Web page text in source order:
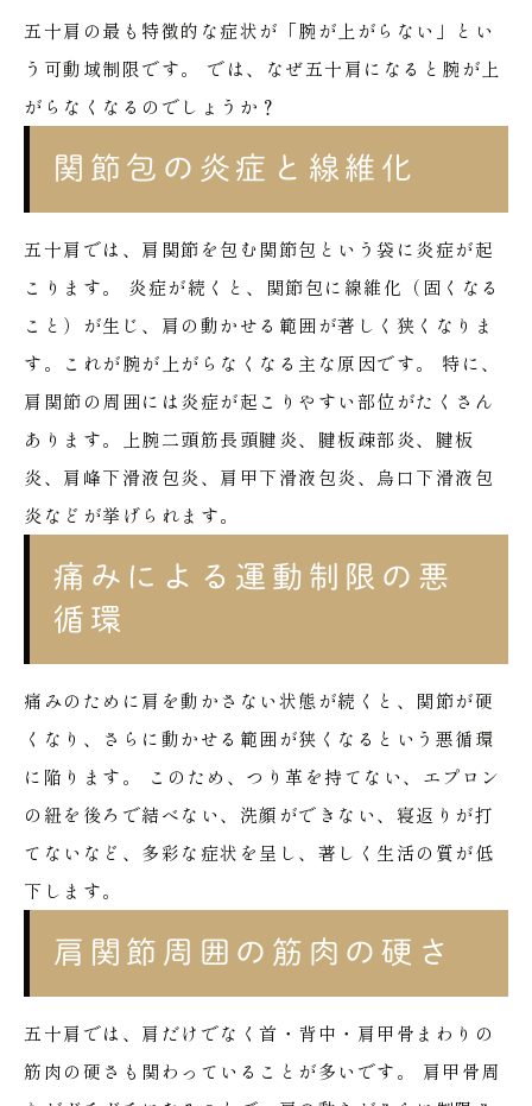
五十肩の最も特徴的な症状が「腕が上がらない」とい
う可動域制限です。
では、なぜ五十肩になると腕が上
がらなくなるのでしょうか？
関節包の炎症と線維化
五十肩では、肩関節を包む関節包という袋に炎症が起
こります。
炎症が続くと、関節包に線維化（固くなる
こと）が生じ、肩の動かせる範囲が著しく狭くなりま
す。これが腕が上がらなくなる主な原因です。
特に、
肩関節の周囲には炎症が起こりやすい部位がたくさん
あります。上腕二頭筋長頭腱炎、腱板疎部炎、腱板
炎、肩峰下滑液包炎、肩甲下滑液包炎、烏口下滑液包
炎などが挙げられます。
痛みによる運動制限の悪
循環
痛みのために肩を動かさない状態が続くと、関節が硬
くなり、さらに動かせる範囲が狭くなるという悪循環
に陥ります。
このため、つり革を持てない、エプロン
の紐を後ろで結べない、洗顔ができない、寝返りが打
てないなど、多彩な症状を呈し、著しく生活の質が低
下します。
肩関節周囲の筋肉の硬さ
五十肩では、肩だけでなく首・背中・肩甲骨まわりの
筋肉の硬さも関わっていることが多いです。
肩甲骨周